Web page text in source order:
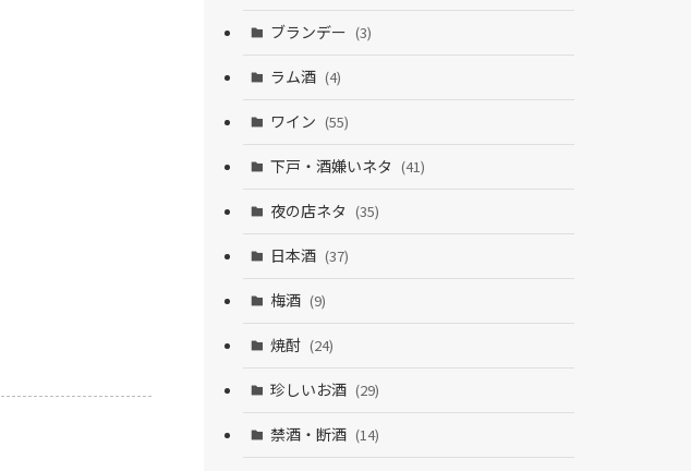
ブランデー (3)
ラム酒 (4)
ワイン (55)
下戸・酒嫌いネタ (41)
夜の店ネタ (35)
日本酒 (37)
梅酒 (9)
焼酎 (24)
珍しいお酒 (29)
禁酒・断酒 (14)